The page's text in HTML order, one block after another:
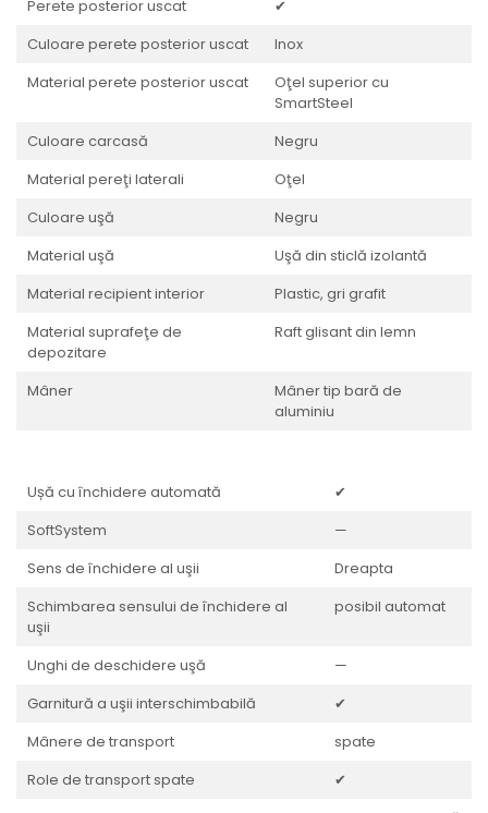
Perete posterior uscat
✔
Culoare perete posterior uscat
Inox
Material perete posterior uscat
Oţel superior cu
SmartSteel
Culoare carcasă
Negru
Material pereţi laterali
Oţel
Culoare uşă
Negru
Material uşă
Uşă din sticlă izolantă
Material recipient interior
Plastic, gri grafit
Material suprafeţe de
depozitare
Raft glisant din lemn
Mâner
Mâner tip bară de
aluminiu
Ușă cu închidere automată
✔
SoftSystem
—
Sens de închidere al uşii
Dreapta
Schimbarea sensului de închidere al
uşii
posibil automat
Unghi de deschidere uşă
—
Garnitură a uşii interschimbabilă
✔
Mânere de transport
spate
Role de transport spate
✔